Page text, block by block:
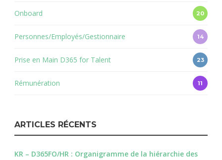
Onboard 20
Personnes/Employés/Gestionnaire 14
Prise en Main D365 for Talent 23
Rémunération 11
ARTICLES RÉCENTS
KR – D365FO/HR : Organigramme de la hiérarchie des